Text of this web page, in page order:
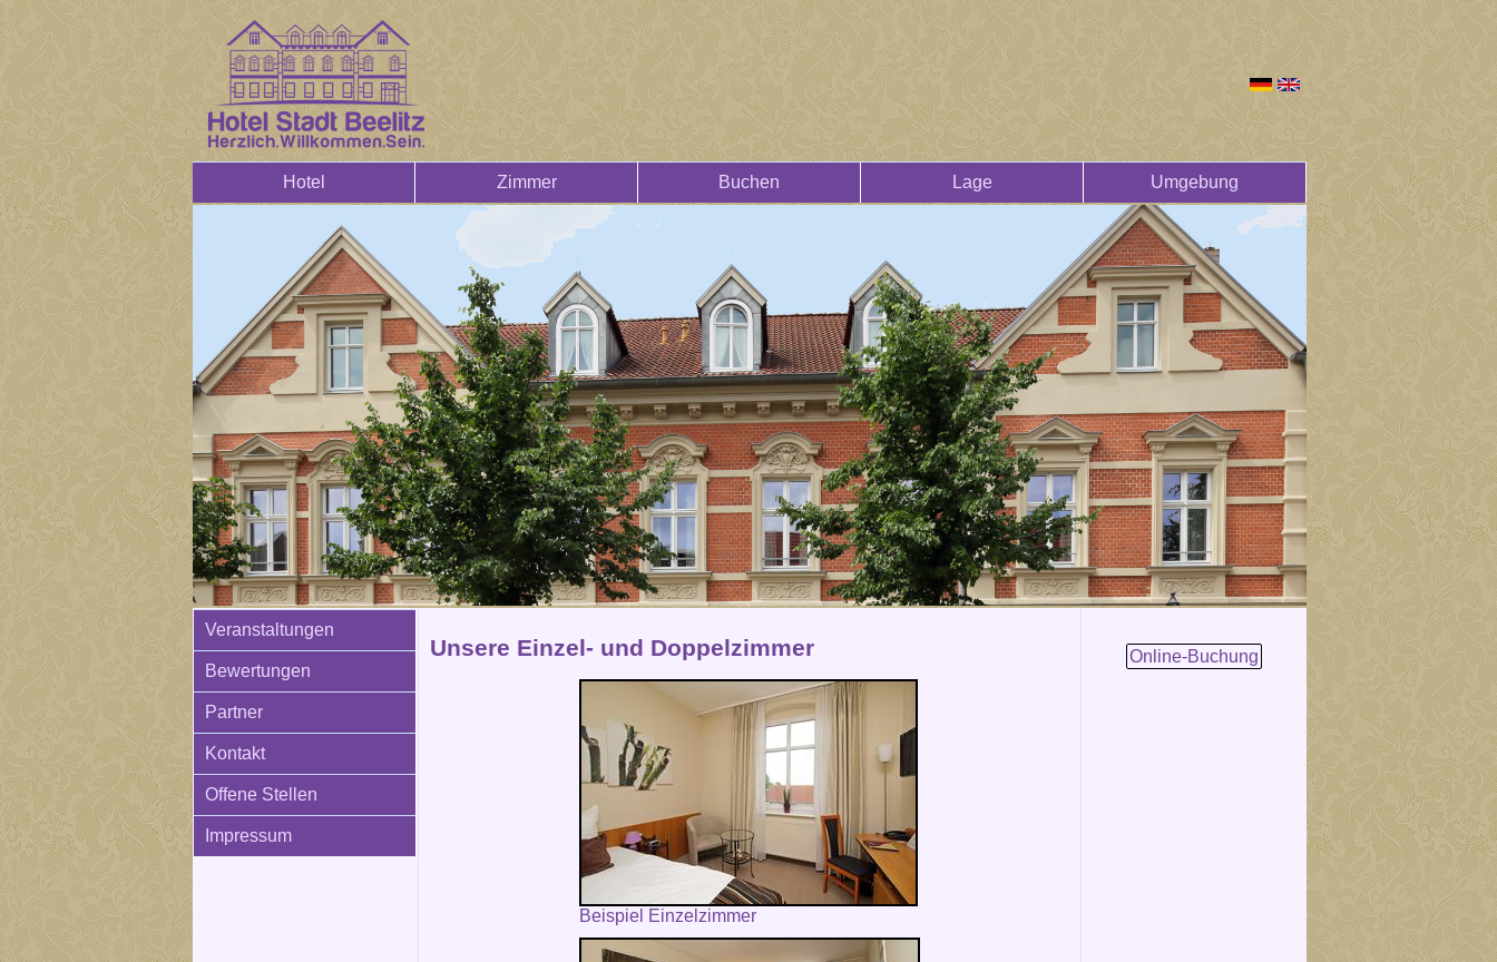
Hotel Zimmer Buchen Lage Umgebung
Veranstaltungen
Bewertungen
Partner
Kontakt
Offene Stellen
Impressum
Unsere Einzel- und Doppelzimmer
Beispiel Einzelzimmer
Online-Buchung